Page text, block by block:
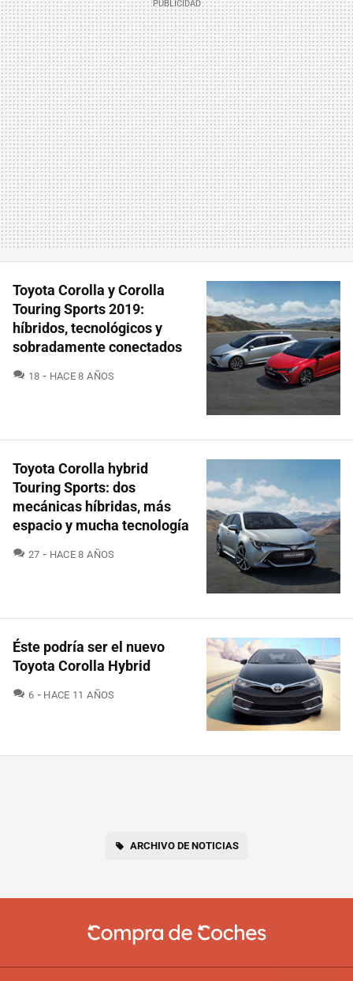
Toyota Corolla y Corolla
Touring Sports 2019:
híbridos, tecnológicos y
sobradamente conectados
18 COMENTARIOS
HACE 8 AÑOS
Toyota Corolla hybrid
Touring Sports: dos
mecánicas híbridas, más
espacio y mucha tecnología
27 COMENTARIOS
HACE 8 AÑOS
Éste podría ser el nuevo
Toyota Corolla Hybrid
6 COMENTARIOS
HACE 11 AÑOS
ARCHIVO DE NOTICIAS